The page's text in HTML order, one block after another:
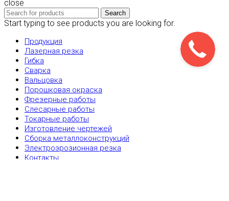
close
Search
Start typing to see products you are looking for.
Продукция
Лазерная резка
Гибка
Сварка
Вальцовка
Порошковая окраска
Фрезерные работы
Слесарные работы
Токарные работы
Изготовление чертежей
Сборка металлоконструкций
Электроэрозионная резка
Контакты